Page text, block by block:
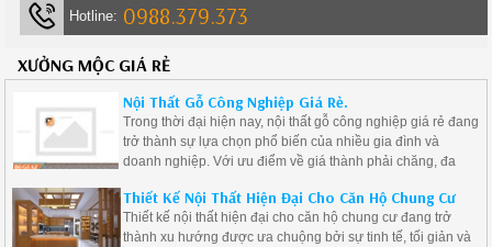
Hotline: 0988.379.373
XƯỞNG MỘC GIÁ RẺ
Nội Thất Gỗ Công Nghiệp Giá Rẻ.
Trong thời đại hiện nay, nội thất gỗ công nghiệp giá rẻ đang
trở thành sự lựa chọn phổ biến của nhiều gia đình và
doanh nghiệp. Với ưu điểm về giá thành phải chăng, đa
pháp lý tưởng cho những ai muốn tạo ra không gian sống
hiện đại mà vẫn tiết kiệm chi phí.
Thiết Kế Nội Thất Hiện Đại Cho Căn Hộ Chung Cư
Thiết kế nội thất hiện đại cho căn hộ chung cư đang trở
thành xu hướng được ưa chuộng bởi sự tinh tế, tối giản và